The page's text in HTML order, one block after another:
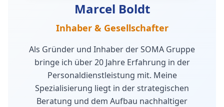
Marcel Boldt
Inhaber & Gesellschafter
Als Gründer und Inhaber der SOMA Gruppe
bringe ich über 20 Jahre Erfahrung in der
Personaldienstleistung mit. Meine
Spezialisierung liegt in der strategischen
Beratung und dem Aufbau nachhaltiger